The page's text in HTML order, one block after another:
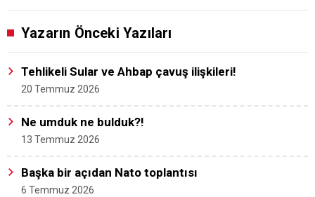
Yazarın Önceki Yazıları
Tehlikeli Sular ve Ahbap çavuş ilişkileri!
20 Temmuz 2026
Ne umduk ne bulduk?!
13 Temmuz 2026
Başka bir açıdan Nato toplantısı
6 Temmuz 2026